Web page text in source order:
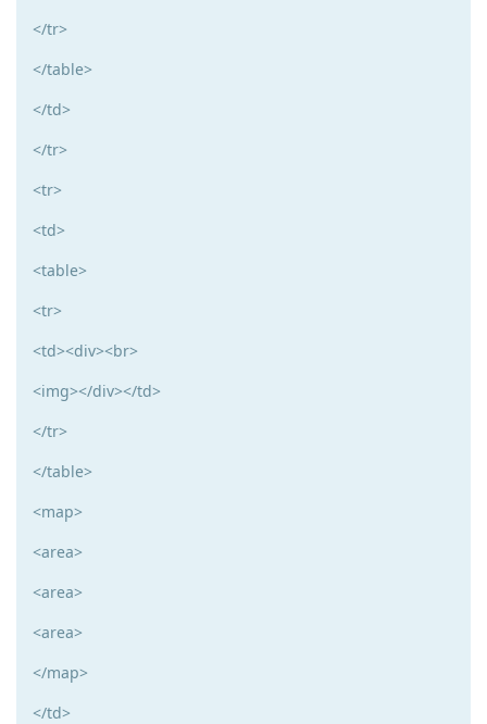
</tr>
</table>
</td>
</tr>
<tr>
<td>
<table>
<tr>
<td><div><br>
<img></div></td>
</tr>
</table>
<map>
<area>
<area>
<area>
</map>
</td>